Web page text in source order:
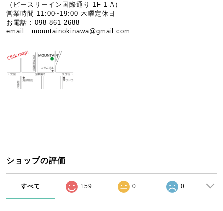
（ピースリーイン国際通り 1F 1-A）
営業時間 11:00~19:00 木曜定休日
お電話 : 098-861-2688
email :mountainokinawa@gmail.com
ショップの評価
すべて 159 0 0